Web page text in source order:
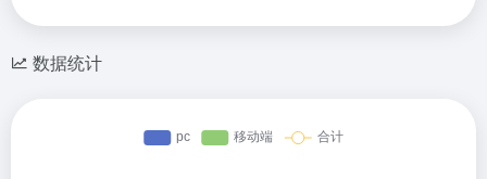
数据统计